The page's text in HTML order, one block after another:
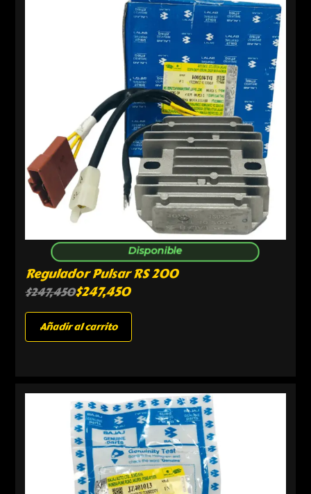
Disponible
Regulador Pulsar RS 200
$247,450$247,450
Añadir al carrito